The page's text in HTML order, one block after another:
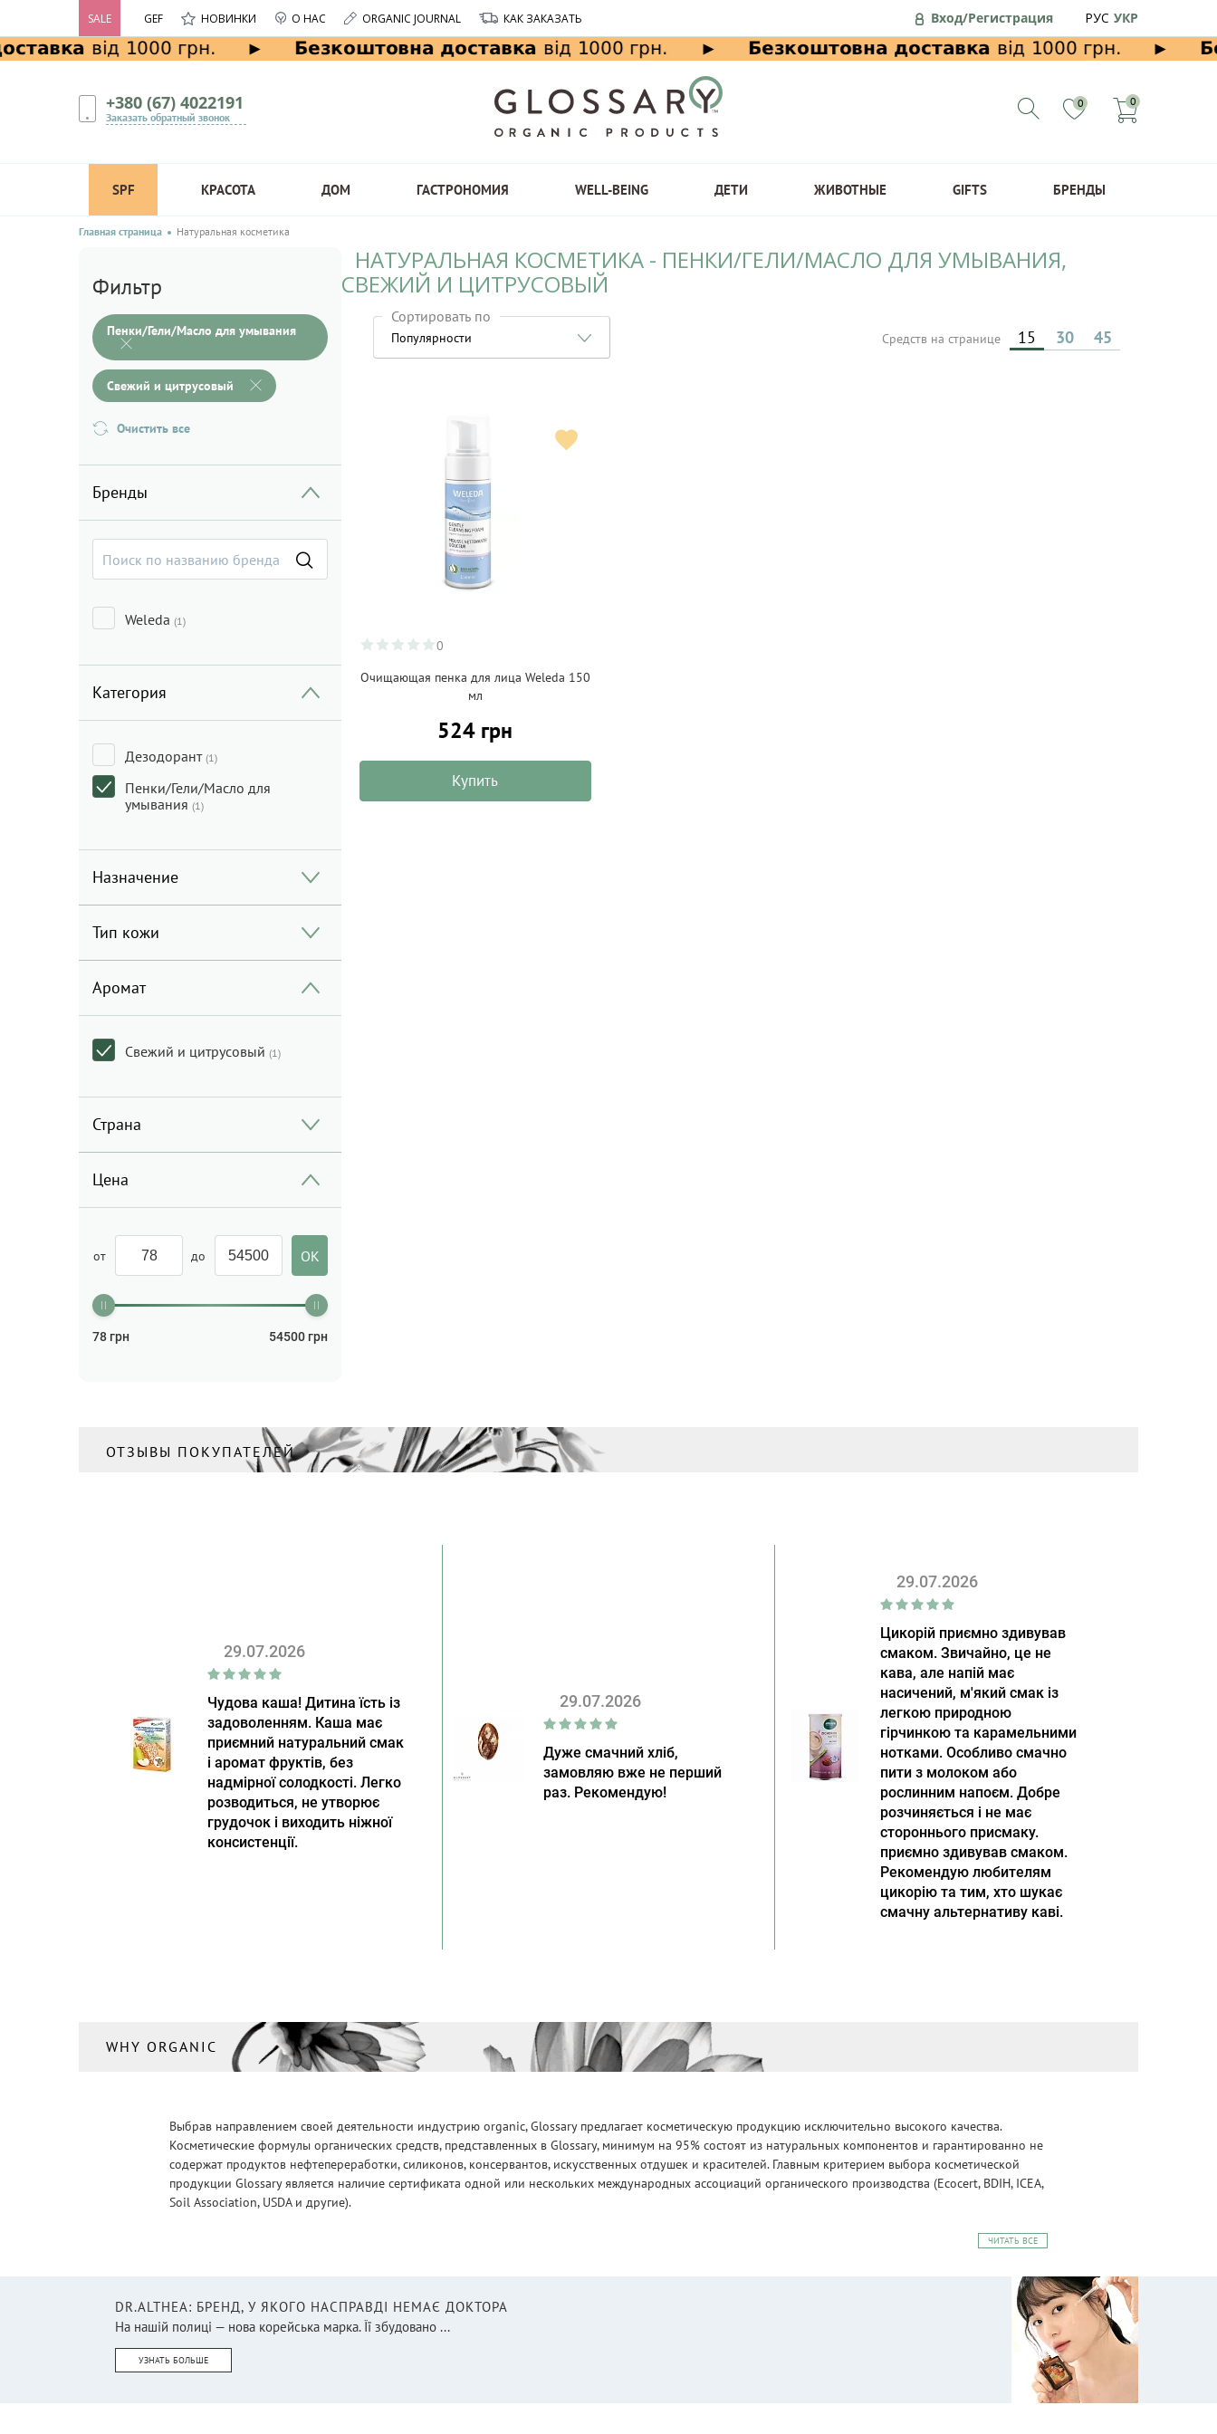
SALE GEF НОВИНКИ О НАС ORGANIC JOURNAL КАК ЗАКАЗАТЬ Вход/Регистрация РУС УКР
+380 (67) 4022191
Заказать обратный звонок
0 0
SPF КРАСОТА ДОМ ГАСТРОНОМИЯ WELL-BEING ДЕТИ ЖИВОТНЫЕ GIFTS БРЕНДЫ
Главная страница Натуральная косметика
Фильтр
Пенки/Гели/Масло для умывания
Свежий и цитрусовый
Очистить все
Бренды
Weleda (1)
Категория
Дезодорант (1)
Пенки/Гели/Масло для
умывания (1)
Назначение
Тип кожи
Аромат
Свежий и цитрусовый (1)
Страна
Цена
от до
78 грн 54500 грн
НАТУРАЛЬНАЯ КОСМЕТИКА - ПЕНКИ/ГЕЛИ/МАСЛО ДЛЯ УМЫВАНИЯ,
СВЕЖИЙ И ЦИТРУСОВЫЙ
Сортировать по
Популярности Средств на странице 15 30 45
0
Очищающая пенка для лица Weleda 150
мл
524 грн
Купить
ОТЗЫВЫ ПОКУПАТЕЛЕЙ
29.07.2026
Чудова каша! Дитина їсть із
задоволенням. Каша має
приємний натуральний смак
і аромат фруктів, без
надмірної солодкості. Легко
розводиться, не утворює
грудочок і виходить ніжної
консистенції.
29.07.2026
Дуже смачний хліб,
замовляю вже не перший
раз. Рекомендую!
29.07.2026
Цикорій приємно здивував
смаком. Звичайно, це не
кава, але напій має
насичений, м'який смак із
легкою природною
гірчинкою та карамельними
нотками. Особливо смачно
пити з молоком або
рослинним напоєм. Добре
розчиняється і не має
стороннього присмаку.
приємно здивував смаком.
Рекомендую любителям
цикорію та тим, хто шукає
смачну альтернативу каві.
WHY ORGANIC
Выбрав направлением своей деятельности индустрию organic, Glossary предлагает косметическую продукцию исключительно высокого качества.
Косметические формулы органических средств, представленных в Glossary, минимум на 95% состоят из натуральных компонентов и гарантированно не
содержат продуктов нефтепереработки, силиконов, консервантов, искусственных отдушек и красителей. Главным критерием выбора косметической
продукции Glossary является наличие сертификата одной или нескольких международных ассоциаций органического производства (Ecocert, BDIH, ICEA,
Soil Association, USDA и другие).
ЧИТАТЬ ВСЕ
DR.ALTHEA: БРЕНД, У ЯКОГО НАСПРАВДІ НЕМАЄ ДОКТОРА
На нашій полиці — нова корейська марка. Її збудовано ...
УЗНАТЬ БОЛЬШЕ